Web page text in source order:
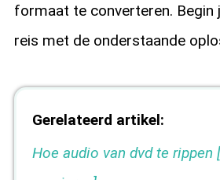
formaat te converteren. Begin
reis met de onderstaande
Gerelateerd artikel:
Hoe audio van dvd te rippen